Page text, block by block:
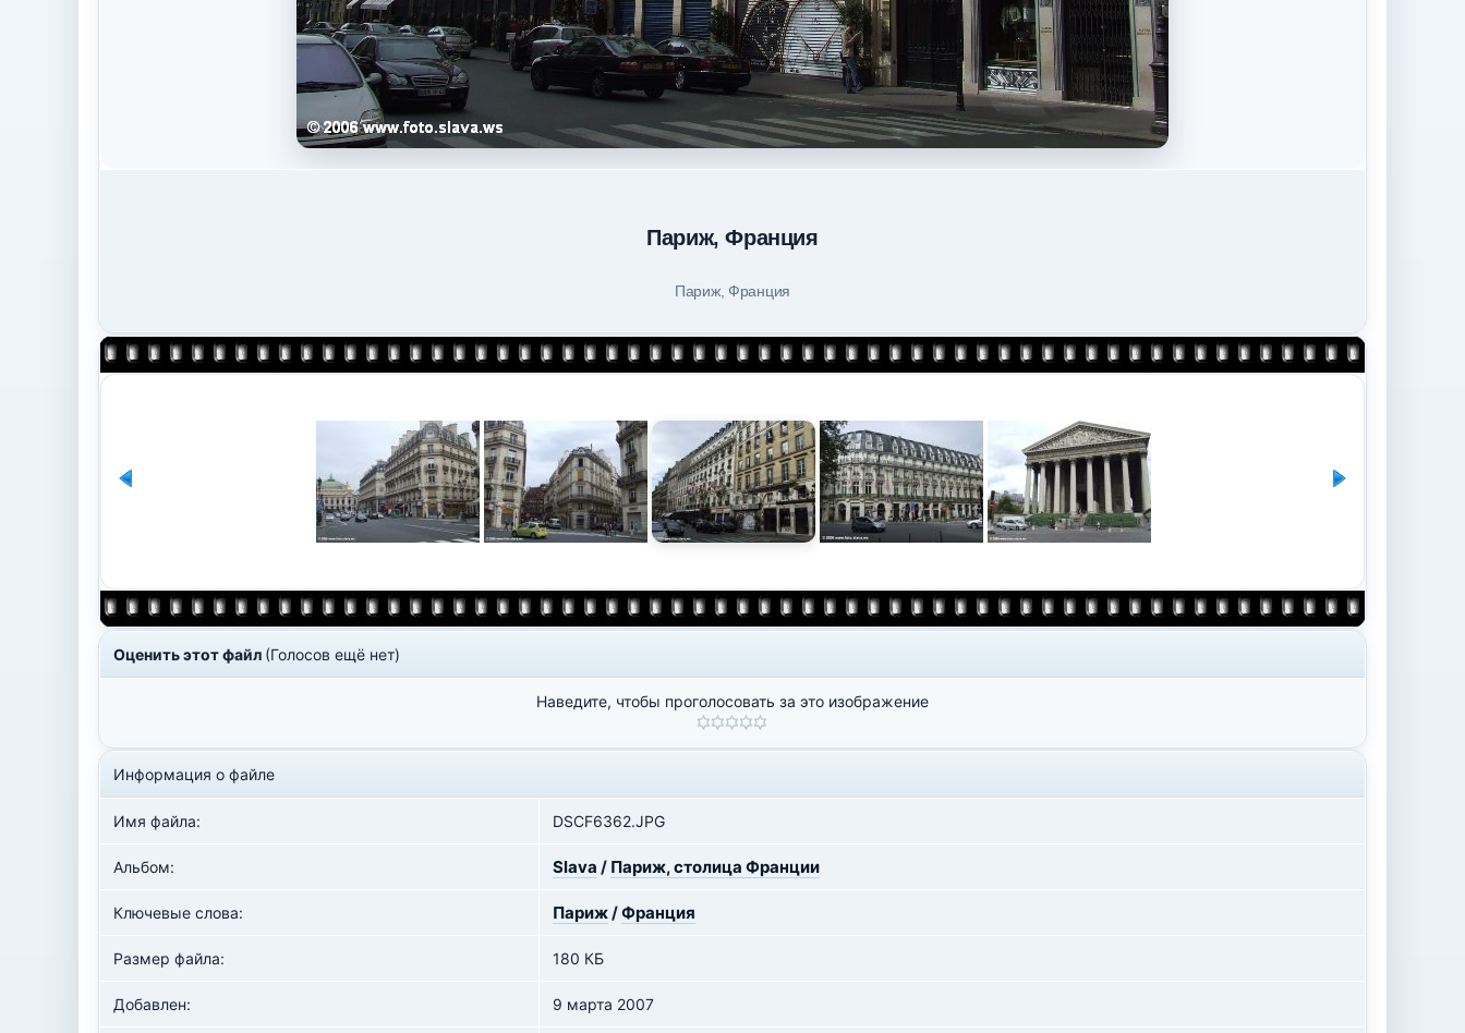
Париж, Франция
Париж, Франция
Оценить этот файл (Голосов ещё нет)
Наведите, чтобы проголосовать за это изображение
Информация о файле
Имя файла: DSCF6362.JPG
Альбом: Slava / Париж, столица Франции
Ключевые слова: Париж/Франция
Размер файла: 180 КБ
Добавлен: 9 марта 2007